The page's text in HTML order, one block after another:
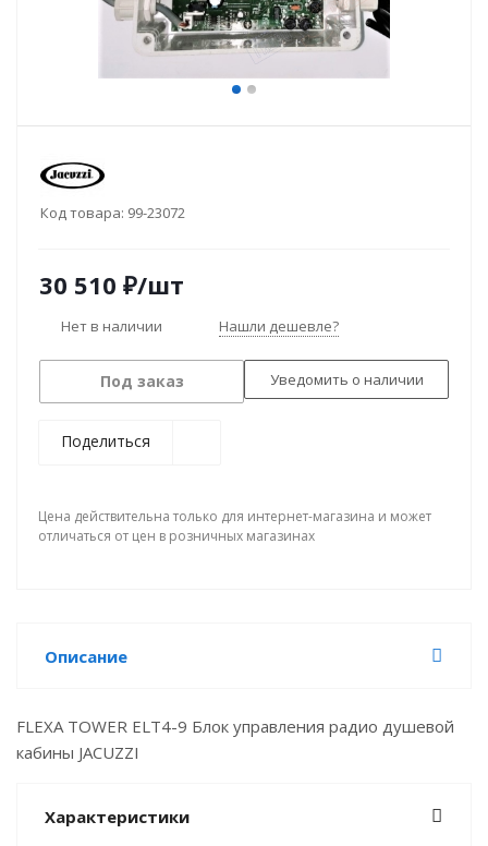
Код товара: 99-23072
30 510 ₽/шт
Нет в наличии Нашли дешевле?
Под заказ Уведомить о наличии
Поделиться
Цена действительна только для интернет-магазина и может
отличаться от цен в розничных магазинах
Описание
FLEXA TOWER ELT4-9 Блок управления радио душевой
кабины JACUZZI
Характеристики